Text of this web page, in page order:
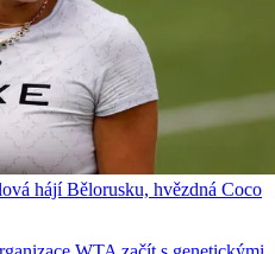
hájí Bělorusku, hvězdná Coco